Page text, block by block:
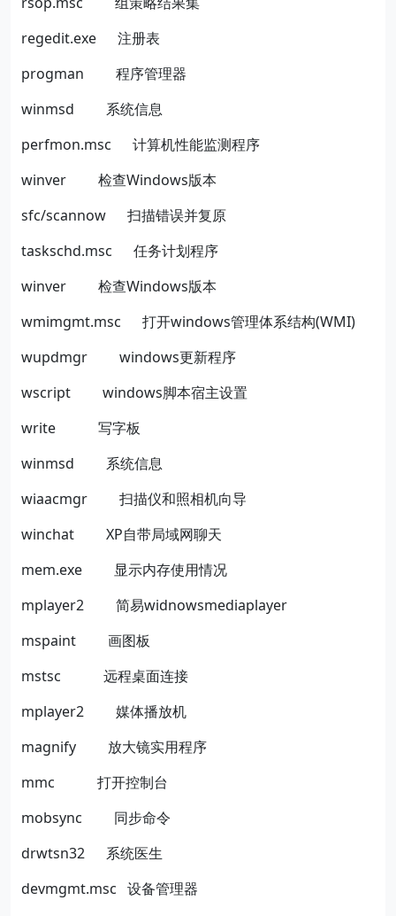
regedit.exe 注册表
progman 程序管理器
winmsd 系统信息
perfmon.msc 计算机性能监测程序
winver
检查Windows版本
sfc/scannow 扫描错误并复原
taskschd.msc 任务计划程序
winver
检查Windows版本
wmimgmt.msc
打开windows管理体系结构(WMI)
wupdmgr
windows更新程序
wscript
windows脚本宿主设置
write 写字板
winmsd 系统信息
wiaacmgr 扫描仪和照相机向导
winchat
XP自带局域网聊天
mem.exe 显示内存使用情况
mplayer2
简易widnowsmediaplayer
mspaint 画图板
mstsc 远程桌面连接
mplayer2 媒体播放机
magnify 放大镜实用程序
mmc 打开控制台
mobsync 同步命令
drwtsn32 系统医生
devmgmt.msc 设备管理器